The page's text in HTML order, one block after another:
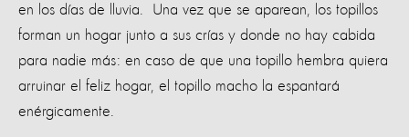
en los días de lluvia. Una vez que se aparean, los topillos
forman un hogar junto a sus crías y donde no hay cabida
para nadie más: en caso de que una topillo hembra quiera
arruinar el feliz hogar, el topillo macho la espantará
enérgicamente.